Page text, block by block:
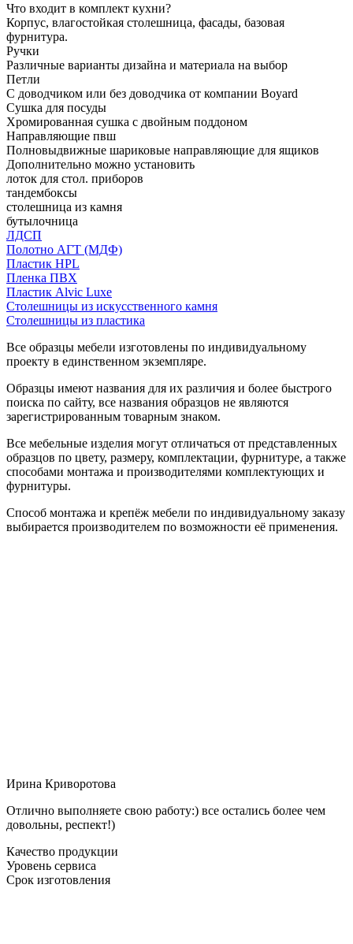
Что входит в комплект кухни?
Корпус, влагостойкая столешница, фасады, базовая
фурнитура.
Ручки
Различные варианты дизайна и материала на выбор
Петли
С доводчиком или без доводчика от компании Boyard
Сушка для посуды
Хромированная сушка с двойным поддоном
Направляющие пвш
Полновыдвижные шариковые направляющие для ящиков
Дополнительно можно установить
лоток для стол. приборов
тандембоксы
столешница из камня
бутылочница
ЛДСП
Полотно АГТ (МДФ)
Пластик HPL
Пленка ПВХ
Пластик Alvic Luxe
Столешницы из искусственного камня
Столешницы из пластика
Все образцы мебели изготовлены по индивидуальному
проекту в единственном экземпляре.
Образцы имеют названия для их различия и более быстрого
поиска по сайту, все названия образцов не являются
зарегистрированным товарным знаком.
Все мебельные изделия могут отличаться от представленных
образцов по цвету, размеру, комплектации, фурнитуре, а также
способами монтажа и производителями комплектующих и
фурнитуры.
Способ монтажа и крепёж мебели по индивидуальному заказу
выбирается производителем по возможности её применения.
Ирина Криворотова
Отлично выполняете свою работу:) все остались более чем
довольны, респект!)
Качество продукции
Уровень сервиса
Срок изготовления